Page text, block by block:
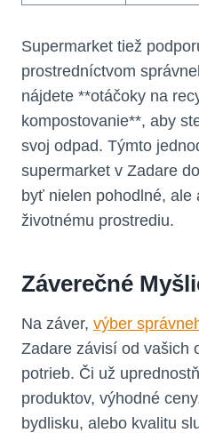
Supermarket tiež
prostredníctvom
nájdete **otáčoky na
kompostovanie**, aby
svoj odpad. Týmto
supermarket v Zadare
byť nielen pohodlné, ale
životnému prostrediu.
Záverečné
Na záver, výber
Zadare závisí od vašich
potrieb. Či už
produktov, výhodné
bydlisku, alebo kvalitu